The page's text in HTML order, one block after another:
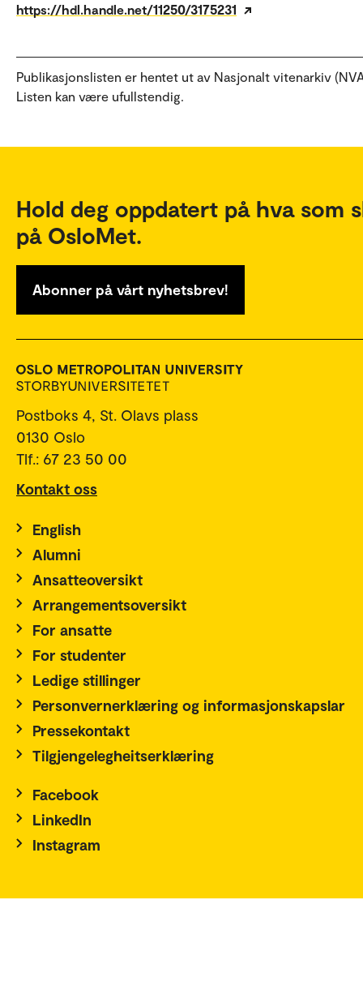
https://hdl.handle.net/11250/3175231
Publikasjonslisten er hentet ut av Nasjonalt vitenarkiv
Listen kan være ufullstendig.
Hold deg oppdatert på hva som
på OsloMet.
Abonner på vårt nyhetsbrev!
Postboks 4, St. Olavs plass
0130 Oslo
Tlf.: 67 23 50 00
Kontakt oss
English
Alumni
Ansatteoversikt
Arrangementsoversikt
For ansatte
For studenter
Ledige stillinger
Personvernerklæring og informasjonskapslar
Pressekontakt
Tilgjengelegheitserklæring
Facebook
LinkedIn
Instagram